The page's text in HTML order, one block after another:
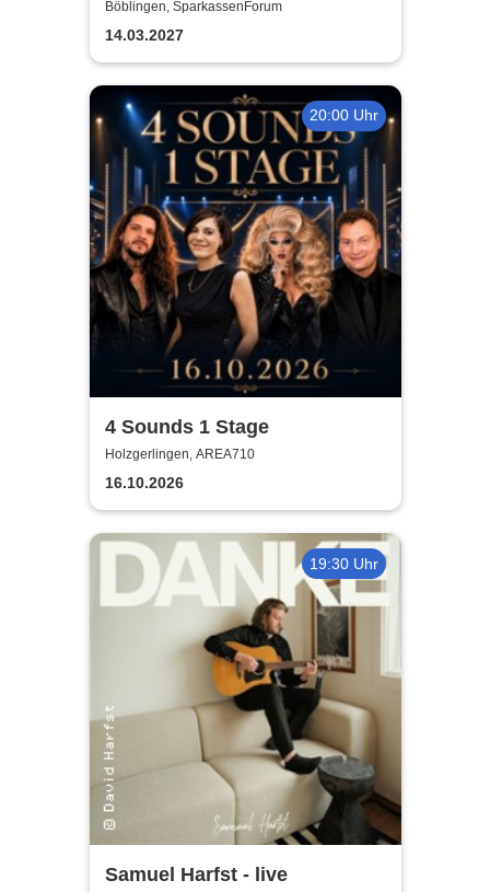
Böblingen, SparkassenForum
14.03.2027
20:00 Uhr
4 Sounds 1 Stage
Holzgerlingen, AREA710
16.10.2026
19:30 Uhr
Samuel Harfst - live